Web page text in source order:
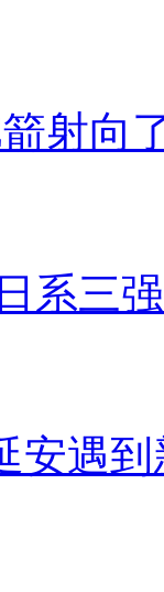
射向
系三
安遇